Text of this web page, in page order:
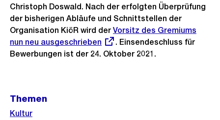
Christoph Doswald. Nach der erfolgten Überprüfung
der bisherigen Abläufe und Schnittstellen der
Organisation KiöR wird der Externer
Link:
Vorsitz des Gremiums
nun neu ausgeschrieben
. Einsendeschluss für
Bewerbungen ist der 24. Oktober 2021.
Informationen
Themen
Kultur